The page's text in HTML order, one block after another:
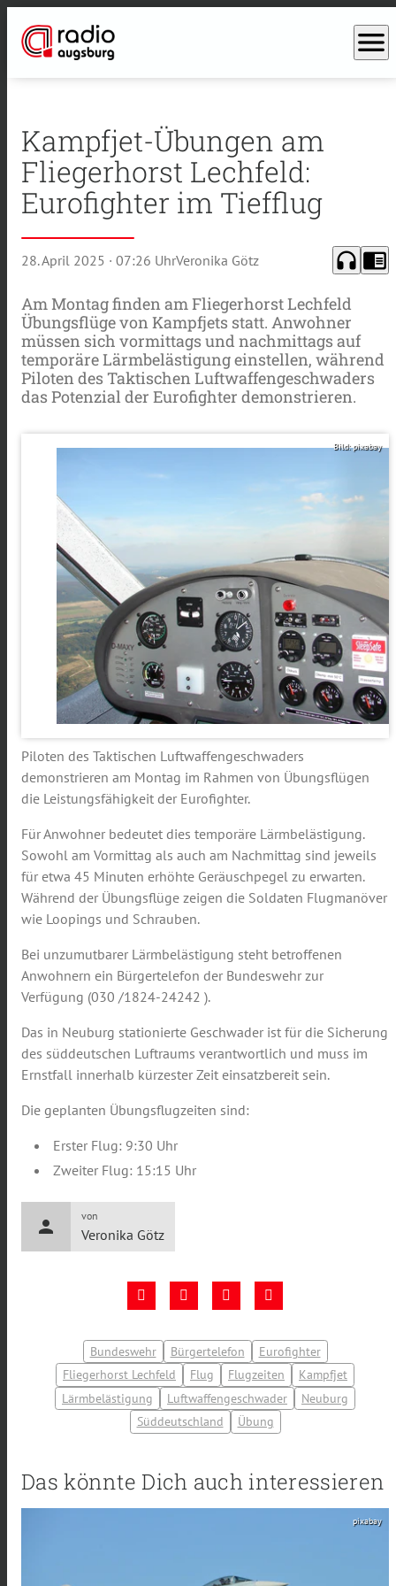
menu
Kampfjet-Übungen am
Fliegerhorst Lechfeld:
Eurofighter im Tiefflug
28. April 2025 · 07:26 UhrVeronika Götz headphones chrome_reader_mode
Am Montag finden am Fliegerhorst Lechfeld
Übungsflüge von Kampfjets statt. Anwohner
müssen sich vormittags und nachmittags auf
temporäre Lärmbelästigung einstellen, während
Piloten des Taktischen Luftwaffengeschwaders
das Potenzial der Eurofighter demonstrieren.
Bild: pixabay
Piloten des Taktischen Luftwaffengeschwaders
demonstrieren am Montag im Rahmen von Übungsflügen
die Leistungsfähigkeit der Eurofighter.
Für Anwohner bedeutet dies temporäre Lärmbelästigung.
Sowohl am Vormittag als auch am Nachmittag sind jeweils
für etwa 45 Minuten erhöhte Geräuschpegel zu erwarten.
Während der Übungsflüge zeigen die Soldaten Flugmanöver
wie Loopings und Schrauben.
Bei unzumutbarer Lärmbelästigung steht betroffenen
Anwohnern ein Bürgertelefon der Bundeswehr zur
Verfügung (030 /1824-24242 ).
Das in Neuburg stationierte Geschwader ist für die Sicherung
des süddeutschen Luftraums verantwortlich und muss im
Ernstfall innerhalb kürzester Zeit einsatzbereit sein.
Die geplanten Übungsflugzeiten sind:
Erster Flug: 9:30 Uhr
Zweiter Flug: 15:15 Uhr
person
von
Veronika Götz
Bundeswehr Bürgertelefon
Eurofighter
Fliegerhorst Lechfeld
Flug Flugzeiten
Kampfjet
Lärmbelästigung
Luftwaffengeschwader
Neuburg
Süddeutschland
Übung
Das könnte Dich auch interessieren
pixabay